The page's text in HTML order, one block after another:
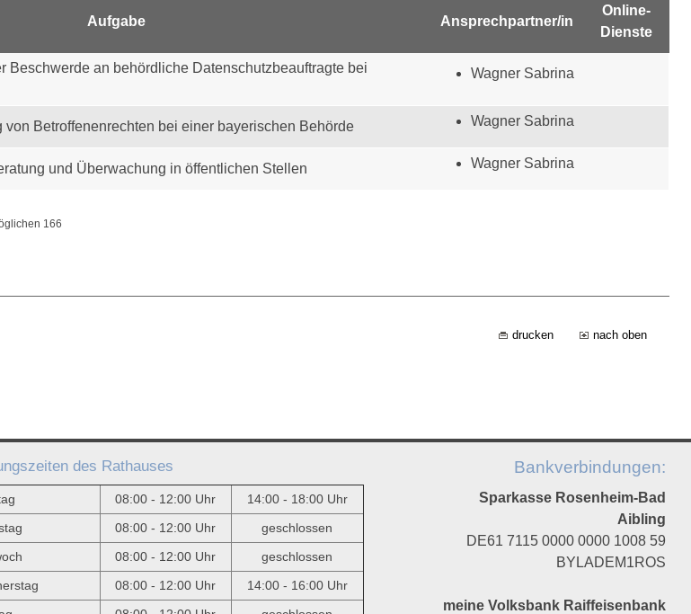
Aufgabe Ansprechpartner/in
Online-
Dienste
Beschwerde an behördliche Datenschutzbeauftragte bei
Wagner Sabrina
von Betroffenenrechten bei einer bayerischen Behörde Wagner Sabrina
und Überwachung in öffentlichen Stellen Wagner Sabrina
166
drucken nach oben
des Rathauses
08:00 - 12:00 Uhr
14:00 - 18:00 Uhr
08:00 - 12:00 Uhr
geschlossen
08:00 - 12:00 Uhr
geschlossen
08:00 - 12:00 Uhr
14:00 - 16:00 Uhr
Bankverbindungen:
Sparkasse Rosenheim-Bad
Aibling
DE61 7115 0000 0000 1008 59
BYLADEM1ROS
meine Volksbank Raiffeisenbank